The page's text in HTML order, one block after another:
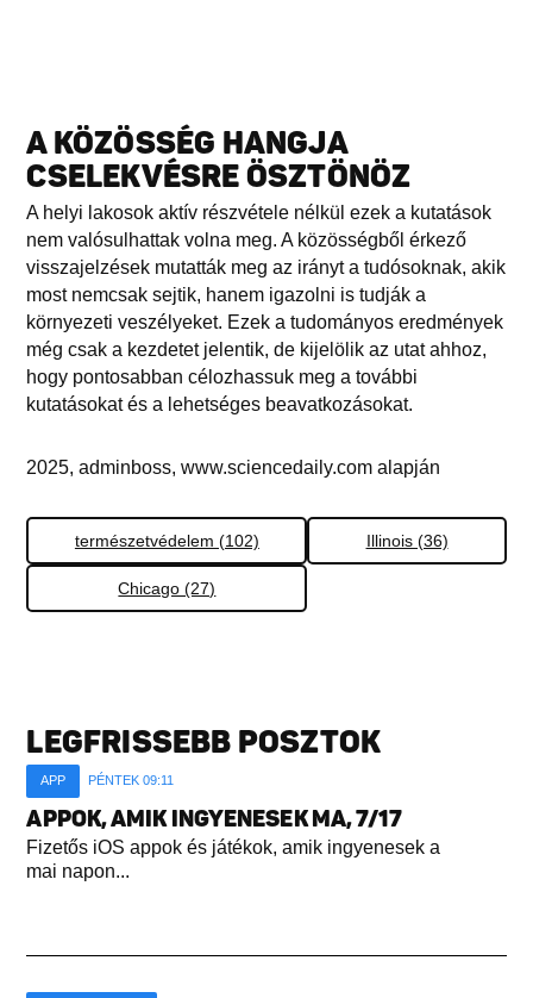
A KÖZÖSSÉG HANGJA
CSELEKVÉSRE ÖSZTÖNÖZ
A helyi lakosok aktív részvétele nélkül ezek a kutatások
nem valósulhattak volna meg. A közösségből érkező
visszajelzések mutatták meg az irányt a tudósoknak, akik
most nemcsak sejtik, hanem igazolni is tudják a
környezeti veszélyeket. Ezek a tudományos eredmények
még csak a kezdetet jelentik, de kijelölik az utat ahhoz,
hogy pontosabban célozhassuk meg a további
kutatásokat és a lehetséges beavatkozásokat.
2025, adminboss, www.sciencedaily.com alapján
természetvédelem (102) Illinois (36)
Chicago (27)
LEGFRISSEBB POSZTOK
APP PÉNTEK 09:11
APPOK, AMIK INGYENESEK MA, 7/17
Fizetős iOS appok és játékok, amik ingyenesek a
mai napon...